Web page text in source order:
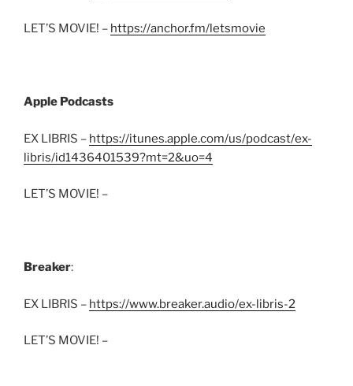
LET’S MOVIE! – https://anchor.fm/letsmovie
Apple Podcasts
EX LIBRIS – https://itunes.apple.com/us/podcast/ex-
libris/id1436401539?mt=2&uo=4
LET’S MOVIE! –
Breaker:
EX LIBRIS – https://www.breaker.audio/ex-libris-2
LET’S MOVIE! –